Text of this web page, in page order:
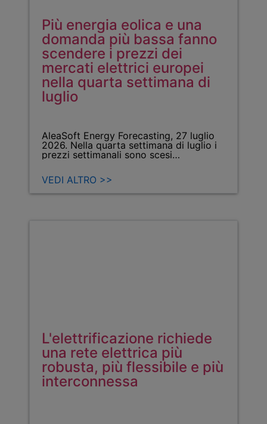
Più energia eolica e una
domanda più bassa fanno
scendere i prezzi dei
mercati elettrici europei
nella quarta settimana di
luglio
AleaSoft Energy Forecasting, 27 luglio
2026. Nella quarta settimana di luglio i
prezzi settimanali sono scesi…
VEDI ALTRO >>
L'elettrificazione richiede
una rete elettrica più
robusta, più flessibile e più
interconnessa